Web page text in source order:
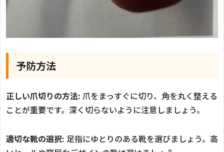
予防方法
正しい爪切りの方法: 爪をまっすぐに切り、角を丸く整える
ことが重要です。深く切らないように注意しましょう。
適切な靴の選択: 足指にゆとりのある靴を選びましょう。高